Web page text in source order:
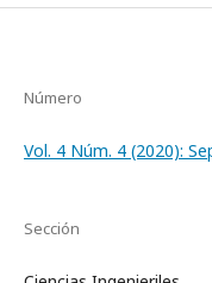
Número
Vol. 4 Núm. 4 (2020):
Sección